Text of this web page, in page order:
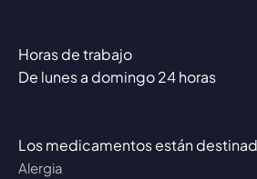
Horas de trabajo
De lunes a domingo 24 horas
Los medicamentos están
Alergia